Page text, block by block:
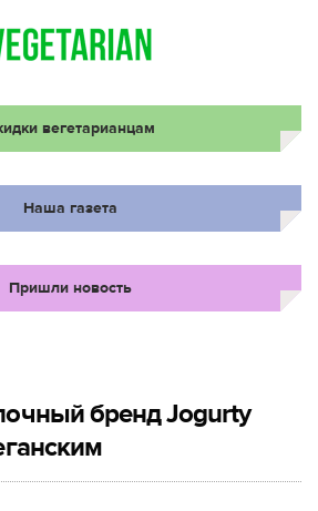
вегетарианцам
Наша газета
Пришли новость
бренд Jogurty